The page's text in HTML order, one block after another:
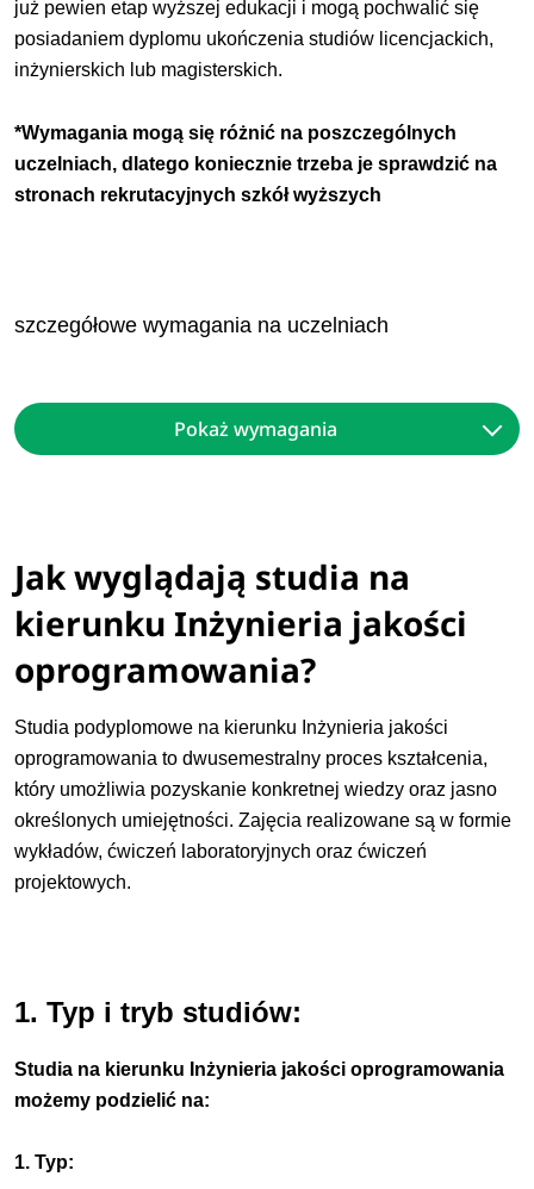
już pewien etap wyższej edukacji i mogą pochwalić się
posiadaniem dyplomu ukończenia studiów licencjackich,
inżynierskich lub magisterskich.
*Wymagania mogą się różnić na poszczególnych
uczelniach, dlatego koniecznie trzeba je sprawdzić na
stronach rekrutacyjnych szkół wyższych
szczegółowe wymagania na uczelniach
Pokaż wymagania
Jak wyglądają studia na
kierunku Inżynieria jakości
oprogramowania?
Studia podyplomowe na kierunku Inżynieria jakości
oprogramowania to dwusemestralny proces kształcenia,
który umożliwia pozyskanie konkretnej wiedzy oraz jasno
określonych umiejętności. Zajęcia realizowane są w formie
wykładów, ćwiczeń laboratoryjnych oraz ćwiczeń
projektowych.
1. Typ i tryb studiów:
Studia na kierunku Inżynieria jakości oprogramowania
możemy podzielić na:
1. Typ: